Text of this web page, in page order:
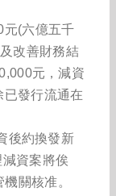
元(六億五千
改善財務結
元，減資
發行流通在
後約換發新
資案將俟
關核准。